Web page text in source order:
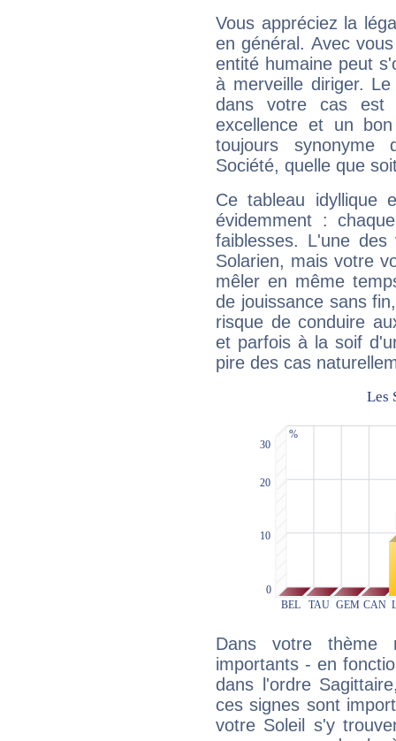
Vous appréciez la
en général. Avec
entité humaine peut
à merveille diriger.
dans votre cas est
excellence et un
toujours synonyme
Société, quelle que
Ce tableau idyllique
évidemment :
faiblesses. L'une
Solarien, mais votre
mêler en même
de jouissance sans
risque de conduire
et parfois à la soif
pire des cas
Dans votre thème
importants - en
dans l'ordre
ces signes sont
votre Soleil s'y